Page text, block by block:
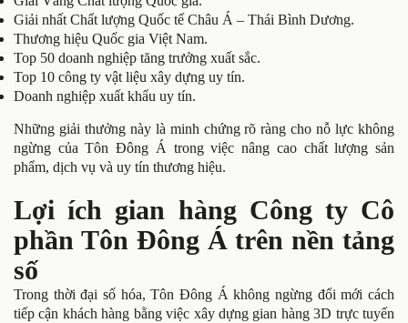
Giải nhất Chất lượng Quốc tế Châu Á – Thái Bình Dương.
Thương hiệu Quốc gia Việt Nam.
Top 50 doanh nghiệp tăng trưởng xuất sắc.
Top 10 công ty vật liệu xây dựng uy tín.
Doanh nghiệp xuất khẩu uy tín.
Những giải thưởng này là minh chứng rõ ràng cho nỗ lực không
ngừng của Tôn Đông Á trong việc nâng cao chất lượng sản
phẩm, dịch vụ và uy tín thương hiệu.
Lợi ích gian hàng Công ty Cô
phần Tôn Đông Á trên nền tảng
số
Trong thời đại số hóa, Tôn Đông Á không ngừng đổi mới cách
tiếp cận khách hàng bằng việc xây dựng gian hàng 3D trực tuyến